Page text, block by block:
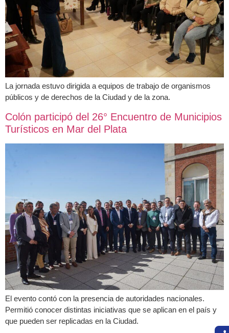
La jornada estuvo dirigida a equipos de trabajo de organismos
públicos y de derechos de la Ciudad y de la zona.
Colón participó del 26° Encuentro de Municipios
Turísticos en Mar del Plata
El evento contó con la presencia de autoridades nacionales.
Permitió conocer distintas iniciativas que se aplican en el país y
que pueden ser replicadas en la Ciudad.